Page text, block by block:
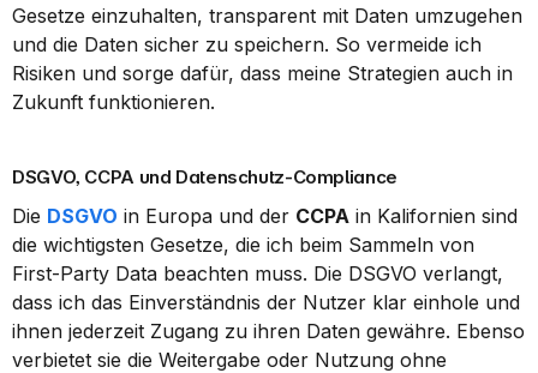
Gesetze einzuhalten, transparent mit Daten umzugehen
und die Daten sicher zu speichern. So vermeide ich
Risiken und sorge dafür, dass meine Strategien auch in
Zukunft funktionieren.
DSGVO, CCPA und Datenschutz-Compliance
Die DSGVO in Europa und der CCPA in Kalifornien sind
die wichtigsten Gesetze, die ich beim Sammeln von
First-Party Data beachten muss. Die DSGVO verlangt,
dass ich das Einverständnis der Nutzer klar einhole und
ihnen jederzeit Zugang zu ihren Daten gewähre. Ebenso
verbietet sie die Weitergabe oder Nutzung ohne